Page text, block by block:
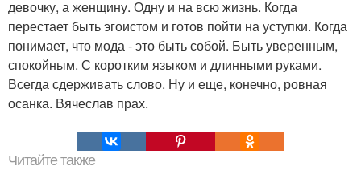
девочку, а женщину. Одну и на всю жизнь. Когда
перестает быть эгоистом и готов пойти на уступки. Когда
понимает, что мода - это быть собой. Быть уверенным,
спокойным. С коротким языком и длинными руками.
Всегда сдерживать слово. Ну и еще, конечно, ровная
осанка. Вячеслав прах.
Читайте также